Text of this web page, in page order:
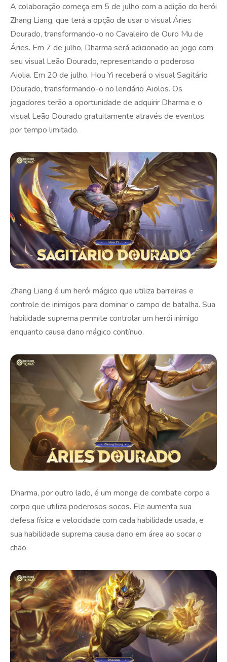
A colaboração começa em 5 de julho com a adição do herói
Zhang Liang, que terá a opção de usar o visual Áries
Dourado, transformando-o no Cavaleiro de Ouro Mu de
Áries. Em 7 de julho, Dharma será adicionado ao jogo com
seu visual Leão Dourado, representando o poderoso
Aiolia. Em 20 de julho, Hou Yi receberá o visual Sagitário
Dourado, transformando-o no lendário Aiolos. Os
jogadores terão a oportunidade de adquirir Dharma e o
visual Leão Dourado gratuitamente através de eventos
por tempo limitado.
Zhang Liang é um herói mágico que utiliza barreiras e
controle de inimigos para dominar o campo de batalha. Sua
habilidade suprema permite controlar um herói inimigo
enquanto causa dano mágico contínuo.
Dharma, por outro lado, é um monge de combate corpo a
corpo que utiliza poderosos socos. Ele aumenta sua
defesa física e velocidade com cada habilidade usada, e
sua habilidade suprema causa dano em área ao socar o
chão.